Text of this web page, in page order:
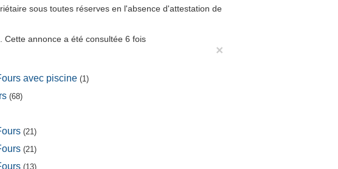
sous toutes réserves en l'absence d'attestation de
Cette annonce a été consultée 6 fois
×
avec piscine (1)
(68)
(21)
(21)
(13)